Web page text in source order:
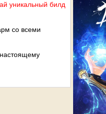
уникальный билд
со всеми